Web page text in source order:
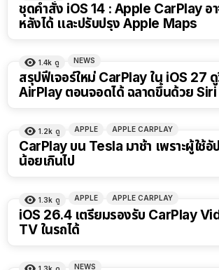
ชุดคำสั่ง iOS 14 : Apple CarPlay อ
หลังได้ และปรับปรุง Apple Maps
1.4k ดู NEWS
สรุปฟีเจอร์ใหม่ CarPlay ใน iOS 27
AirPlay ตอนจอดได้ ฉลาดขึ้นด้วย Siri
1.2k ดู APPLE APPLE CARPLAY
CarPlay บน Tesla มาช้า เพราะผู้ใช้
น้อยเกินไป
1.3k ดู APPLE APPLE CARPLAY
iOS 26.4 เตรียมรองรับ CarPlay
TV ในรถได้
NEWS